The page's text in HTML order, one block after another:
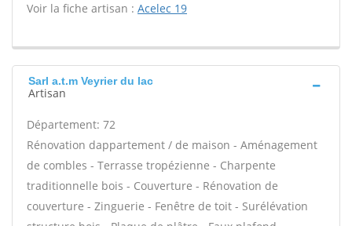
Voir la fiche artisan : Acelec 19
Sarl a.t.m Veyrier du lac
Artisan
Département: 72
Rénovation dappartement / de maison - Aménagement
de combles - Terrasse tropézienne - Charpente
traditionnelle bois - Couverture - Rénovation de
couverture - Zinguerie - Fenêtre de toit - Surélévation